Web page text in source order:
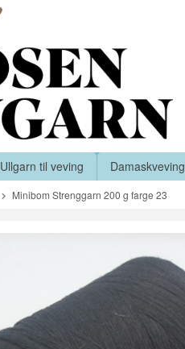
Ullgarn til veving Damaskveving
Minibom Strenggarn 200 g farge 23